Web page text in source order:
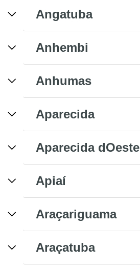
Angatuba
Anhembi
Anhumas
Aparecida
Aparecida dOeste
Apiaí
Araçariguama
Araçatuba